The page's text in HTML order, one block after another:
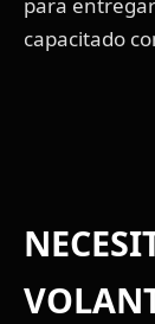
capacitado